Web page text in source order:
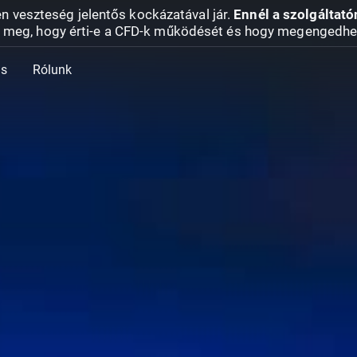
veszteség jelentős kockázatával jár. Ennél a
hogy érti-e a CFD-k működését és hogy
Rólunk